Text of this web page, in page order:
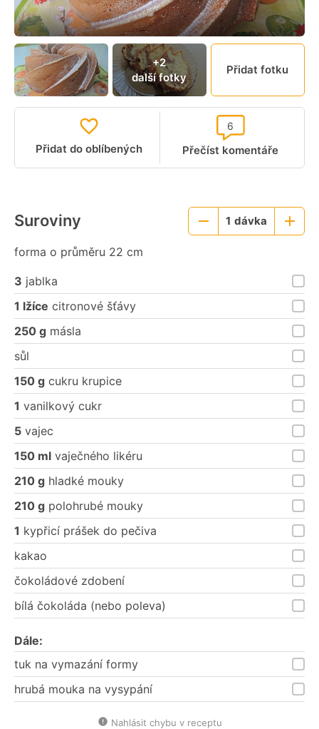
+2
další fotky
Přidat fotku
Přidat do oblíbených Přečíst komentáře
6
Suroviny
forma o průměru 22 cm
Menší
1 dávka
Větší
3 jablka
1 lžíce citronové šťávy
250 g másla
sůl
150 g cukru krupice
1 vanilkový cukr
5 vajec
150 ml vaječného likéru
210 g hladké mouky
210 g polohrubé mouky
1 kypřicí prášek do pečiva
kakao
čokoládové zdobení
bílá čokoláda (nebo poleva)
Dále:
tuk na vymazání formy
hrubá mouka na vysypání
Nahlásit chybu v receptu